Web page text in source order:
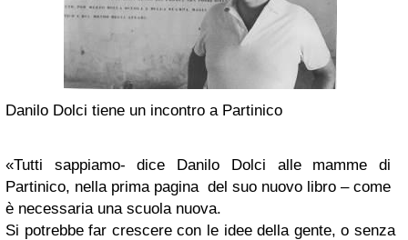
Danilo Dolci tiene un incontro a Partinico
«Tutti sappiamo- dice Danilo Dolci alle mamme di
Partinico, nella prima pagina del suo nuovo libro – come
è necessaria una scuola nuova.
Si potrebbe far crescere con le idee della gente, o senza